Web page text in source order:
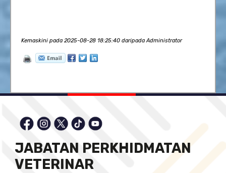
Kemaskini pada 2025-08-28 18:25:40 daripada Administrator
JABATAN PERKHIDMATAN
VETERINAR